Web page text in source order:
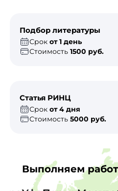
Подбор литературы
Срок от 1 день
Стоимость 1500 руб.
Статья РИНЦ
Срок от 4 дня
Стоимость 5000 руб.
Выполняем